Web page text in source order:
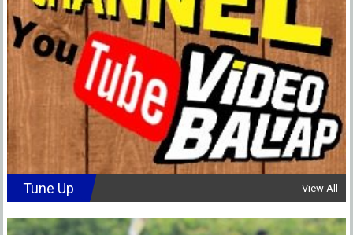
Tune Up View All